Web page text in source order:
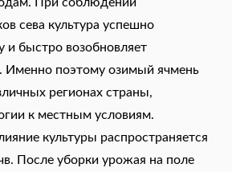
сева культура успешно
и быстро возобновляет
Именно поэтому озимый ячмень
регионах страны,
к местным условиям.
культуры распространяется
После уборки урожая на поле